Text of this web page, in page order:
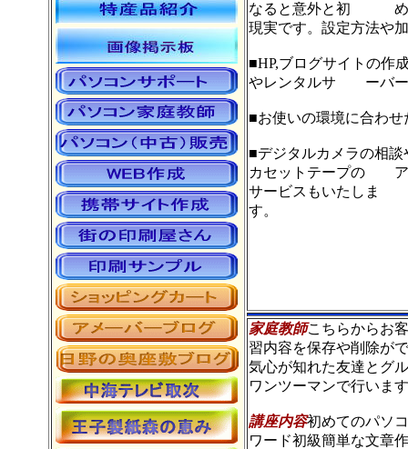
なると意外と初 めの
現実です。設定方法
■HP,ブログサイトの作
やレンタルサ ーバー
■お使いの環境に合わ
■デジタルカメラの相
カセットテープの ア
サービスもいたしま
家庭教師こちらからお
習内容を保存や削除が
気心が知れた友達とグ
ワンツーマンで行いま
講座内容初めてのパソ
ワード初級簡単な文章